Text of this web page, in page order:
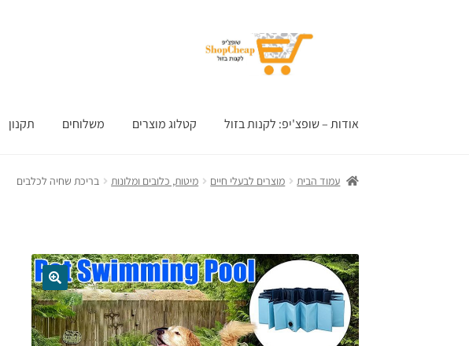
אודות – שופצ'יפ: לקנות בזול קטלוג מוצרים משלוחים תקנון
עמוד הבית מוצרים לבעלי חיים מיטות, כלובים ומלונות בריכת שחיה לכלבים